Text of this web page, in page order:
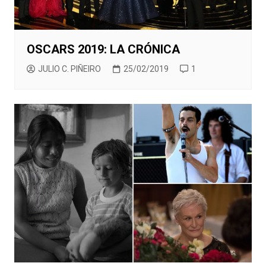
OSCARS 2019: LA CRÓNICA
JULIO C. PIÑEIRO 25/02/2019 1